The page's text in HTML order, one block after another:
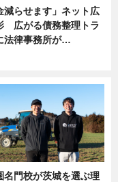
減らせます」ネット広
広がる債務整理トラ
法律事務所が…
名門校が茨城を選ぶ理